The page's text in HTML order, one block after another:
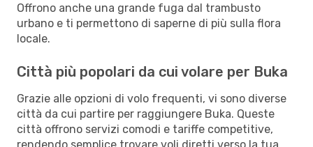
Offrono anche una grande fuga dal trambusto
urbano e ti permettono di saperne di più sulla flora
locale.
Città più popolari da cui volare per Buka
Grazie alle opzioni di volo frequenti, vi sono diverse
città da cui partire per raggiungere Buka. Queste
città offrono servizi comodi e tariffe competitive,